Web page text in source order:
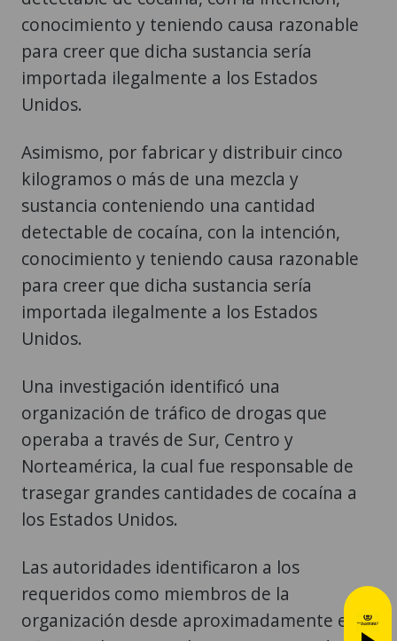
conocimiento y teniendo causa razonable
para creer que dicha sustancia sería
importada ilegalmente a los Estados
Unidos.
Asimismo, por fabricar y distribuir cinco
kilogramos o más de una mezcla y
sustancia conteniendo una cantidad
detectable de cocaína, con la intención,
conocimiento y teniendo causa razonable
para creer que dicha sustancia sería
importada ilegalmente a los Estados
Unidos.
Una investigación identificó una
organización de tráfico de drogas que
operaba a través de Sur, Centro y
Norteamérica, la cual fue responsable de
trasegar grandes cantidades de cocaína a
los Estados Unidos.
Las autoridades identificaron a los
requeridos como miembros de la
organización desde aproximadamente el